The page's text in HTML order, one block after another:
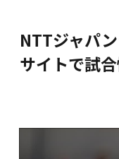
NTTジャパ
サイトで試